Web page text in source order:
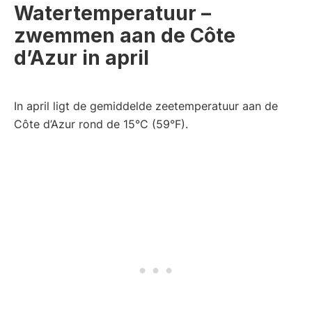
Watertemperatuur –
zwemmen aan de Côte
d’Azur in april
In april ligt de gemiddelde zeetemperatuur aan de
Côte d’Azur rond de 15°C (59°F).